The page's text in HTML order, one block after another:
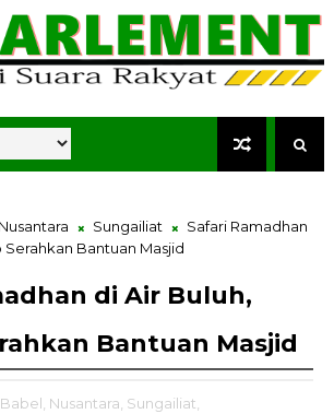
Nusantara Sungailiat
Safari Ramadhan
Serahkan Bantuan Masjid
di Air Buluh,
Bantuan Masjid
Babel, Nusantara, Sungailiat,